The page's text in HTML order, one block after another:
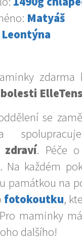
Matyáš
Leontýna
zdarma
bolesti
se
zdraví. Péče o
Na každém
památkou na
fotokoutku,
maminky
dalšího!